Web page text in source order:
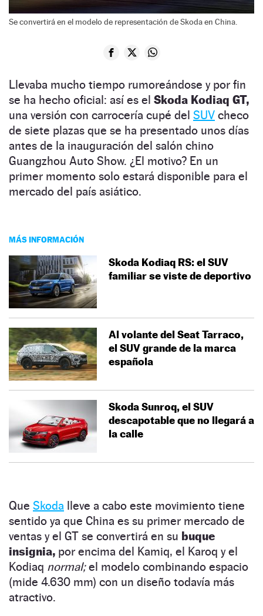
Se convertirá en el modelo de representación de Skoda en China.
Llevaba mucho tiempo rumoreándose y por fin
se ha hecho oficial: así es el Skoda Kodiaq GT,
una versión con carrocería cupé del SUV checo
de siete plazas que se ha presentado unos días
antes de la inauguración del salón chino
Guangzhou Auto Show. ¿El motivo? En un
primer momento solo estará disponible para el
mercado del país asiático.
MÁS INFORMACIÓN
Skoda Kodiaq RS: el SUV
familiar se viste de deportivo
Al volante del Seat Tarraco,
el SUV grande de la marca
española
Skoda Sunroq, el SUV
descapotable que no llegará a
la calle
Que Skoda lleve a cabo este movimiento tiene
sentido ya que China es su primer mercado de
ventas y el GT se convertirá en su buque
insignia, por encima del Kamiq, el Karoq y el
Kodiaq normal;el modelo combinando espacio
(mide 4.630 mm) con un diseño todavía más
atractivo.